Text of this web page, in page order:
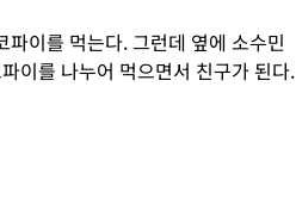
이를 먹는다. 그런데 옆에 소수민
이를 나누어 먹으면서 친구가 된다.